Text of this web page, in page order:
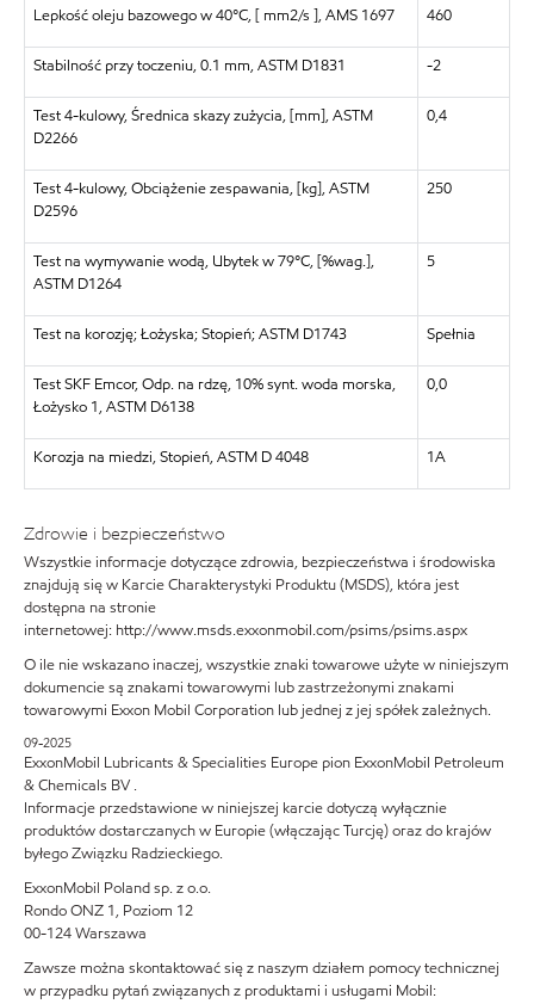
Lepkość oleju bazowego w 40°C, [ mm2/s ], AMS 1697 460
Stabilność przy toczeniu, 0.1 mm, ASTM D1831 -2
Test 4-kulowy, Średnica skazy zużycia, [mm], ASTM
D2266
0,4
Test 4-kulowy, Obciążenie zespawania, [kg], ASTM
D2596
250
Test na wymywanie wodą, Ubytek w 79°C, [%wag.],
ASTM D1264
5
Test na korozję; Łożyska; Stopień; ASTM D1743 Spełnia
Test SKF Emcor, Odp. na rdzę, 10% synt. woda morska,
Łożysko 1, ASTM D6138
0,0
Korozja na miedzi, Stopień, ASTM D 4048 1A
Zdrowie i bezpieczeństwo
Wszystkie informacje dotyczące zdrowia, bezpieczeństwa i środowiska
znajdują się w Karcie Charakterystyki Produktu (MSDS), która jest
dostępna na stronie
internetowej: http://www.msds.exxonmobil.com/psims/psims.aspx
O ile nie wskazano inaczej, wszystkie znaki towarowe użyte w niniejszym
dokumencie są znakami towarowymi lub zastrzeżonymi znakami
towarowymi Exxon Mobil Corporation lub jednej z jej spółek zależnych.
09-2025
ExxonMobil Lubricants & Specialities Europe pion ExxonMobil Petroleum
& Chemicals BV .
Informacje przedstawione w niniejszej karcie dotyczą wyłącznie
produktów dostarczanych w Europie (włączając Turcję) oraz do krajów
byłego Związku Radzieckiego.
ExxonMobil Poland sp. z o.o.
Rondo ONZ 1, Poziom 12
00-124 Warszawa
Zawsze można skontaktować się z naszym działem pomocy technicznej
w przypadku pytań związanych z produktami i usługami Mobil: